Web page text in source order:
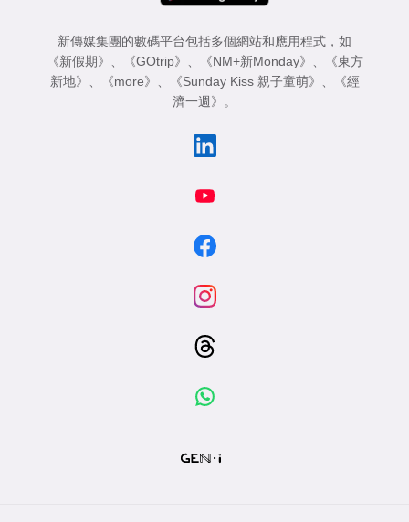
新傳媒集團的數碼平台包括多個網站和應用程式，如
《新假期》
《GOtrip》 《NM+新Monday》
《東方
新地》
《more》 《Sunday Kiss 親子童萌》
《經
濟一週》
。